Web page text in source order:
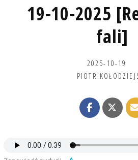
19-10-2025
fali]
2025-10-19
PIOTR